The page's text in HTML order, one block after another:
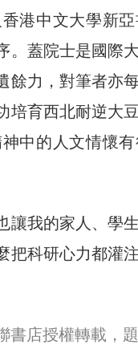
港中文大學新
。蓋院士是國際
餘力，對筆者亦
培育西北耐逆大
中的人文情懷
讓我的家人、學
把科研心力都灌
店授權轉載，題